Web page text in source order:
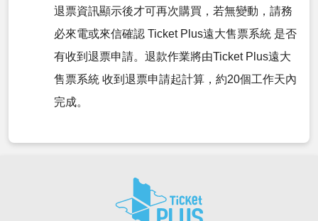
退票資訊顯示後才可再次購買，若無變動，請務
必來電或來信確認 Ticket Plus遠大售票系統 是否
有收到退票申請。退款作業將由Ticket Plus遠大
售票系統 收到退票申請起計算，約20個工作天內
完成。